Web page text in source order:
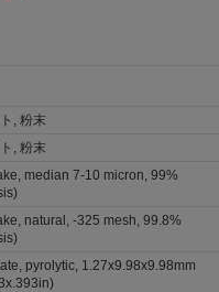
, 粉末
, 粉末
median 7-10 micron, 99%
natural, -325 mesh, 99.8%
pyrolytic, 1.27x9.98x9.98mm